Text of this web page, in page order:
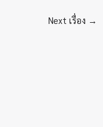
Next เรื่อง →